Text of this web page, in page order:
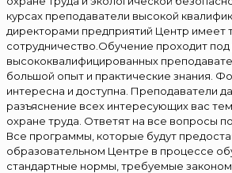
курсах преподаватели высокой
директорами предприятий Центр имеет
сотрудничество.Обучение проходит
высококвалифицированных
большой опыт и практические знания.
интересна и доступна. Преподаватели
разъяснение всех интересующих вас
охране труда. Ответят на все вопросы
Все программы, которые будут
образовательном Центре в процессе
стандартные нормы, требуемые